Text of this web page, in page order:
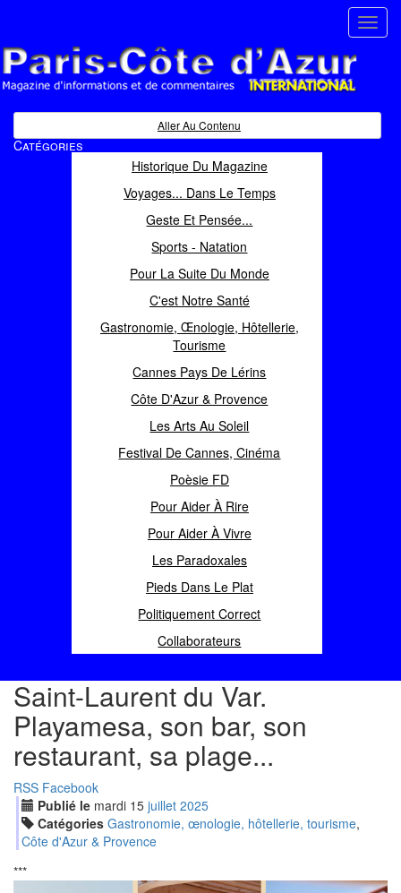
Magazine d'informations et de commentaires
Aller Au Contenu
Catégories
Historique Du Magazine
Voyages... Dans Le Temps
Geste Et Pensée...
Sports - Natation
Pour La Suite Du Monde
C'est Notre Santé
Gastronomie, Œnologie, Hôtellerie,
Tourisme
Cannes Pays De Lérins
Côte D'Azur & Provence
Les Arts Au Soleil
Festival De Cannes, Cinéma
Poèsie FD
Pour Aider À Rire
Pour Aider À Vivre
Les Paradoxales
Pieds Dans Le Plat
Politiquement Correct
Collaborateurs
Saint-Laurent du Var.
Playamesa, son bar, son
restaurant, sa plage...
RSS Facebook
Publié le mardi 15 juillet 2025
Catégories Gastronomie, œnologie, hôtellerie, tourisme,
Côte d'Azur & Provence
***